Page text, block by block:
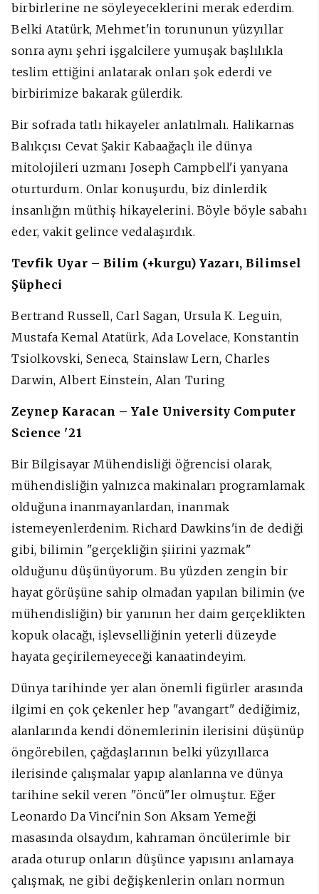
birbirlerine ne söyleyeceklerini merak ederdim.
Belki Atatürk, Mehmet'in torununun yüzyıllar
sonra aynı şehri işgalcilere yumuşak başlılıkla
teslim ettiğini anlatarak onları şok ederdi ve
birbirimize bakarak gülerdik.
Bir sofrada tatlı hikayeler anlatılmalı. Halikarnas
Balıkçısı Cevat Şakir Kabaağaçlı ile dünya
mitolojileri uzmanı Joseph Campbell'i yanyana
oturturdum. Onlar konuşurdu, biz dinlerdik
insanlığın müthiş hikayelerini. Böyle böyle sabahı
eder, vakit gelince vedalaşırdık.
Tevfik Uyar – Bilim (+kurgu) Yazarı, Bilimsel
Şüpheci
Bertrand Russell, Carl Sagan, Ursula K. Leguin,
Mustafa Kemal Atatürk, Ada Lovelace, Konstantin
Tsiolkovski, Seneca, Stainslaw Lern, Charles
Darwin, Albert Einstein, Alan Turing
Zeynep Karacan – Yale University Computer
Science '21
Bir Bilgisayar Mühendisliği öğrencisi olarak,
mühendisliğin yalnızca makinaları programlamak
olduğuna inanmayanlardan, inanmak
istemeyenlerdenim. Richard Dawkins'in de dediği
gibi, bilimin "gerçekliğin şiirini yazmak"
olduğunu düşünüyorum. Bu yüzden zengin bir
hayat görüşüne sahip olmadan yapılan bilimin (ve
mühendisliğin) bir yanının her daim gerçeklikten
kopuk olacağı, işlevselliğinin yeterli düzeyde
hayata geçirilemeyeceği kanaatindeyim.
Dünya tarihinde yer alan önemli figürler arasında
ilgimi en çok çekenler hep "avangart" dediğimiz,
alanlarında kendi dönemlerinin ilerisini düşünüp
öngörebilen, çağdaşlarının belki yüzyıllarca
ilerisinde çalışmalar yapıp alanlarına ve dünya
tarihine sekil veren "öncü"ler olmuştur. Eğer
Leonardo Da Vinci'nin Son Aksam Yemeği
masasında olsaydım, kahraman öncülerimle bir
arada oturup onların düşünce yapısını anlamaya
çalışmak, ne gibi değişkenlerin onları normun